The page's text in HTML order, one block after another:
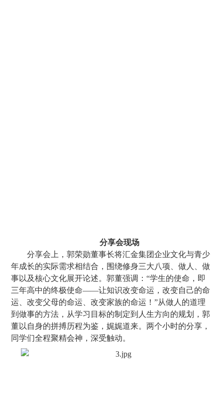
分享会现场
分享会上，郭荣勋董事长将汇金集团企业文化与青少
年成长的实际需求相结合，围绕修身三大八项、做人、做
事以及核心文化展开论述。郭董强调：“学生的使命，即
三年高中的终极使命——让知识改变命运，改变自己的命
运、改变父母的命运、改变家族的命运！”从做人的道理
到做事的方法，从学习目标的制定到人生方向的规划，郭
董以自身的拼搏历程为鉴，娓娓道来。两个小时的分享，
同学们全程聚精会神，深受触动。